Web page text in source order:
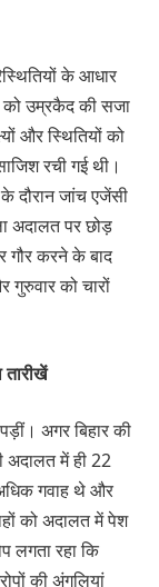
के आधार
को उम्रकैद की सजा
और स्थितियों को
रची गई थी।
दौरान जांच एजेंसी
अदालत पर छोड़
गौर करने के बाद
को चारों
तारीखें
अगर बिहार की
अदालत में ही 22
गवाह थे और
को अदालत में पेश
लगता रहा कि
की अंगुलियां